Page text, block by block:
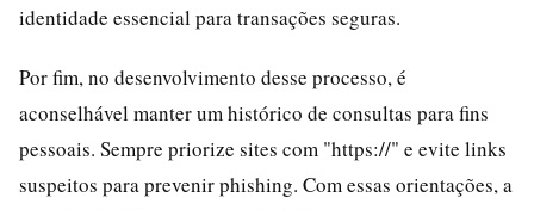
identidade essencial para transações seguras.
Por fim, no desenvolvimento desse processo, é
aconselhável manter um histórico de consultas para fins
pessoais. Sempre priorize sites com "https://" e evite links
suspeitos para prevenir phishing. Com essas orientações, a